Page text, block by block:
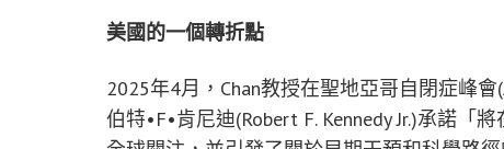
美國的一個轉折點
2025年4月，Chan教授在聖地亞哥自閉症峰
伯特•F•肯尼迪(Robert F. Kennedy Jr.)承諾「將